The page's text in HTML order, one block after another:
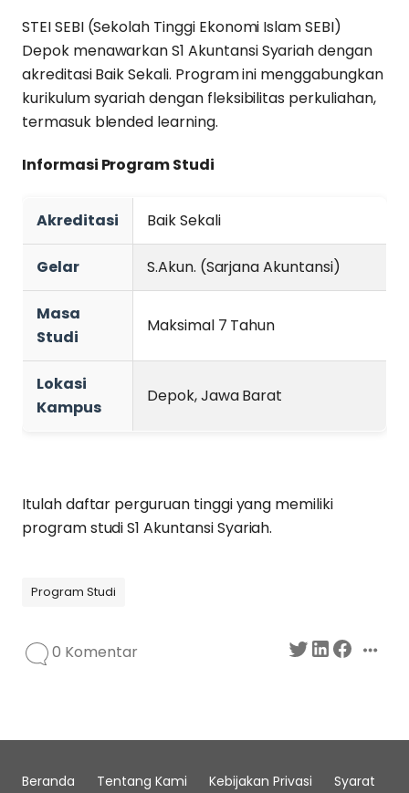
STEI SEBI (Sekolah Tinggi Ekonomi Islam SEBI)
Depok menawarkan S1 Akuntansi Syariah dengan
akreditasi Baik Sekali. Program ini menggabungkan
kurikulum syariah dengan fleksibilitas perkuliahan,
termasuk blended learning.
Informasi Program Studi
Akreditasi Baik Sekali
Gelar S.Akun. (Sarjana Akuntansi)
Masa
Studi
Maksimal 7 Tahun
Lokasi
Kampus
Depok, Jawa Barat
Itulah daftar perguruan tinggi yang memiliki
program studi S1 Akuntansi Syariah.
Program Studi
0 Komentar
Beranda Tentang Kami Kebijakan Privasi Syarat